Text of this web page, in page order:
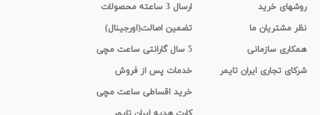
روشهای خرید
نظر مشتریان ما
همکاری سازمانی
شرکای تجاری ایران تایمر
ارسال 3 ساعته محصولات
تضمین اصالت(اورجینال)
5 سال گارانتی ساعت مچی
خدمات پس از فروش
خرید اقساطی ساعت مچی